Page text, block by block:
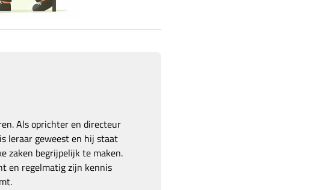
Als oprichter en directeur
leraar geweest en hij staat
zaken begrijpelijk te maken.
en regelmatig zijn kennis